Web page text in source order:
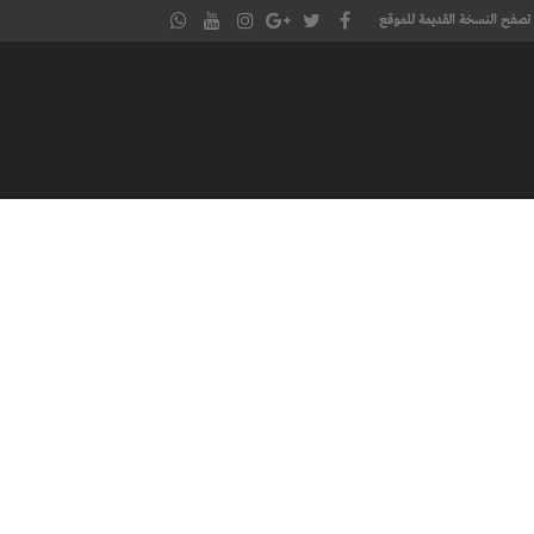
تصفح النسخة القديمة للموقع